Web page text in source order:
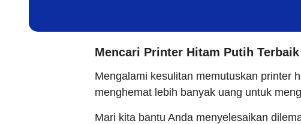
Mencari Printer Hitam Putih
Mengalami kesulitan memutuskan printer
menghemat lebih banyak uang untuk
Mari kita bantu Anda menyelesaikan